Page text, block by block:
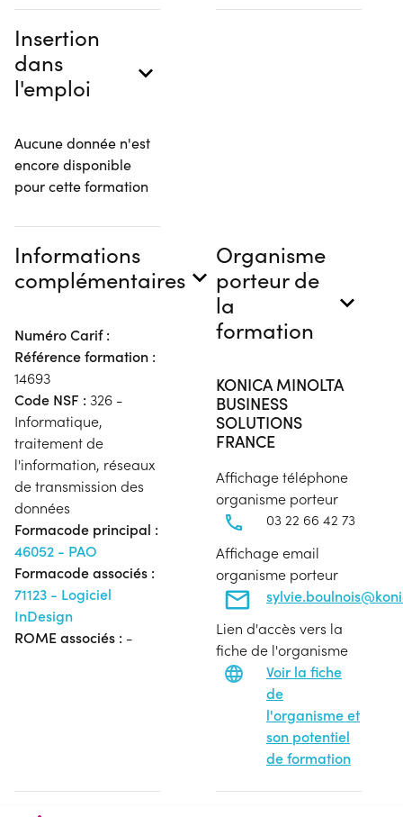
Insertion
dans
l'emploi
Aucune donnée n'est
encore disponible
pour cette formation
Informations
complémentaires
Numéro Carif :
Référence formation :
14693
Code NSF : 326 -
Informatique,
traitement de
l'information, réseaux
de transmission des
données
Formacode principal :
46052 - PAO
Formacode associés :
71123 - Logiciel
InDesign
ROME associés : -
Organisme
porteur de
la
formation
KONICA MINOLTA
BUSINESS
SOLUTIONS
FRANCE
Affichage téléphone
organisme porteur
03 22 66 42 73
Affichage email
organisme porteur
Lien d'accès vers la
fiche de l'organisme
Voir la fiche
de
l'organisme et
son potentiel
de formation